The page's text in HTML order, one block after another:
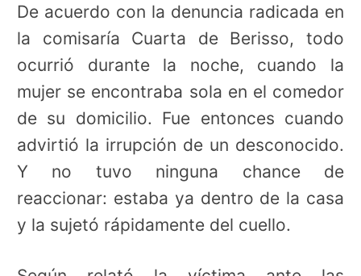
De acuerdo con la denuncia radicada en
la comisaría Cuarta de Berisso, todo
ocurrió durante la noche, cuando la
mujer se encontraba sola en el comedor
de su domicilio. Fue entonces cuando
advirtió la irrupción de un desconocido.
Y no tuvo ninguna chance de
reaccionar: estaba ya dentro de la casa
y la sujetó rápidamente del cuello.